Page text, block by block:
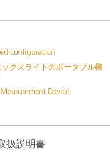
configuration
クスライトのポータブル機
Device
扱説明書